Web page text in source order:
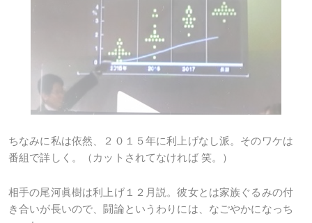
ちなみに私は依然、２０１５年に利上げなし派。そのワケは
番組で詳しく。（カットされてなければ 笑。）
相手の尾河眞樹は利上げ１２月説。彼女とは家族ぐるみの付
き合いが長いので、闘論というわりには、なごやかになっち